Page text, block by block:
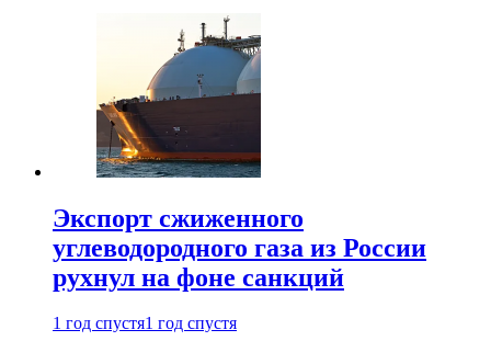
Экспорт сжиженного
углеводородного газа из России
рухнул на фоне санкций
1 год спустя1 год спустя